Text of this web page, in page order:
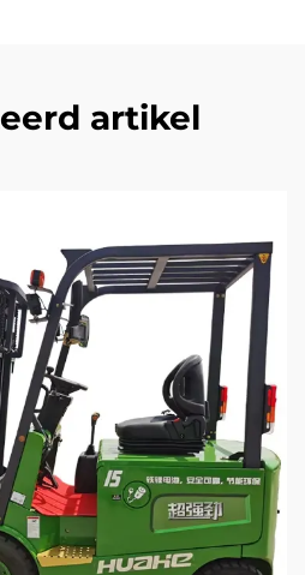
artikel